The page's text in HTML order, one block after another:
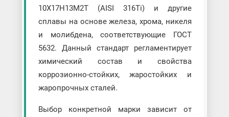
10Х17Н13М2Т (AISI 316Ti) и другие
сплавы на основе железа, хрома, никеля
и молибдена, соответствующие ГОСТ
5632. Данный стандарт регламентирует
химический состав и свойства
коррозионно-стойких, жаростойких и
жаропрочных сталей.
Выбор конкретной марки зависит от